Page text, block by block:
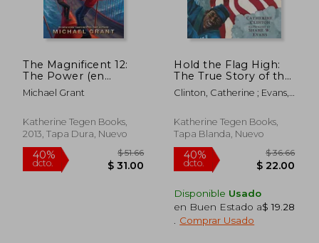
dcto. $ 29.46 dcto.
The Magnificent 12:
The Power (en
Inglés)
Michael Grant
Katherine Tegen Books,
2013, Tapa Dura, Nuevo
Hold the Flag High:
The True Story of the
First Black Medal of
Honor Winner (en
Clinton, Catherine ; Evans,
Katherine Tegen Books,
Tapa Blanda, Nuevo
Disponible Usado
en Buen Estado a$ 19.28
Comprar Usado